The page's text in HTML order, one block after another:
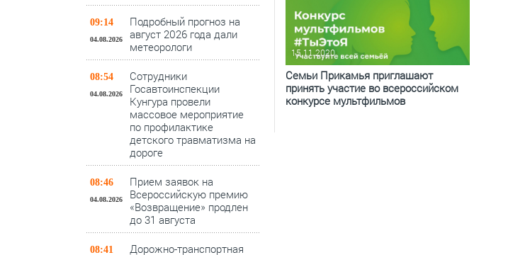
09:14
04.08.2026
Подробный прогноз на
август 2026 года дали
метеорологи
08:54
04.08.2026
Сотрудники
Госавтоинспекции
Кунгура провели
массовое мероприятие
по профилактике
детского травматизма на
дороге
08:46
04.08.2026
Прием заявок на
Всероссийскую премию
«Возвращение» продлен
до 31 августа
08:41
Дорожно-транспортная
15.11.2020
Семьи Прикамья приглашают
принять участие во всероссийском
конкурсе мультфильмов